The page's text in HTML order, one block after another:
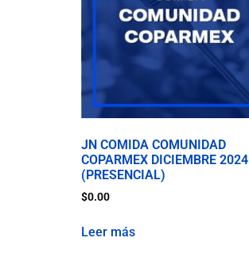
JN COMIDA COMUNIDAD
COPARMEX DICIEMBRE 2024
(PRESENCIAL)
$0.00
Leer más